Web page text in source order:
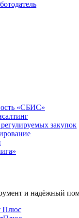
«СБИС»
закупок
и надёжный
Плюс